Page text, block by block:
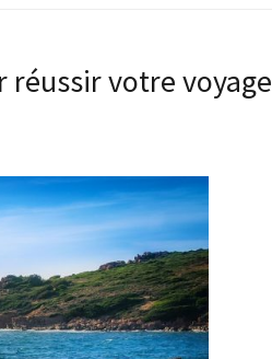
réussir votre voyage